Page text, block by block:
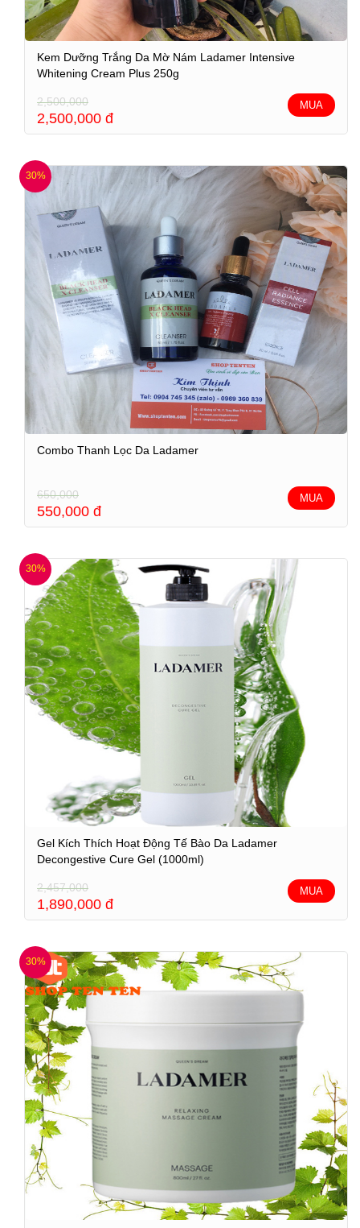
Kem Dưỡng Trắng Da Mờ Nám Ladamer Intensive
Whitening Cream Plus 250g
2,500,000
2,500,000 đ
MUA
30%
Combo Thanh Lọc Da Ladamer
650,000
550,000 đ
MUA
30%
Gel Kích Thích Hoạt Động Tế Bào Da Ladamer
Decongestive Cure Gel (1000ml)
2,457,000
1,890,000 đ
MUA
30%